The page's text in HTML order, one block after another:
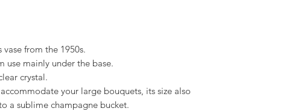
from the 1950s.
use mainly under the base.
crystal.
your large bouquets, its size also
a sublime champagne bucket.